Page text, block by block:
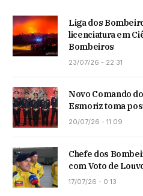
Liga dos
licenciatura em
Bombeiros
23/07/26 - 22:31
Novo Comando
Esmoriz toma
20/07/26 - 11:09
Chefe dos
com Voto de
17/07/26 - 0:13